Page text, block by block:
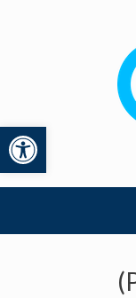
Werkzeugleiste öffnen